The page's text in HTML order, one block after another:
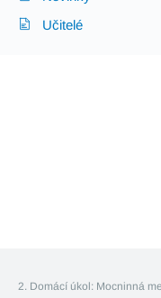
Učitelé
2. Domácí úkol: Mocninná